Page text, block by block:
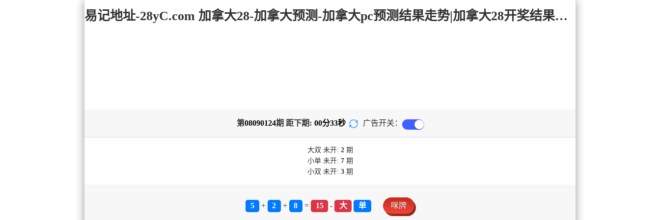
易记地址-28yC.com 加拿大28-加拿大预测-加拿大pc预测结果走势|加拿大28开奖结果预测官网|pc走势最新预测_火热研究
第08090124期 距下期: 00分33秒 广告开关：
大双 未开: 2期
小单 未开: 7期
小双 未开: 3期
5 + 2 + 8 = 15 - 大 单 咪牌